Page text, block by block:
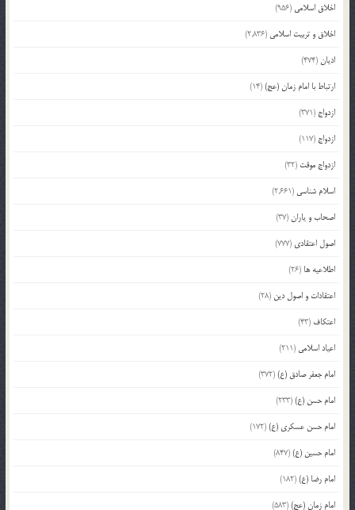
اخلاق اسلامی (956)
اخلاق و تربیت اسلامی (2,836)
ادیان(474)
ارتباط با امام زمان (عج)(14)
ازدواج (371)
ازدواج (117)
ازدواج موقت (32)
اسلام شناسی (2,661)
اصحاب و یاران(37)
اصول اعتقادی (777)
اطلاعیه ها (26)
اعتقادات و اصول دین (28)
اعتکاف (43)
اعیاد اسلامی (211)
امام جعفر صادق (ع)(372)
امام حسن (ع)(233)
امام حسن عسکری (ع)(172)
امام حسین (ع)(847)
امام رضا (ع)(182)
امام زمان (عج)(583)